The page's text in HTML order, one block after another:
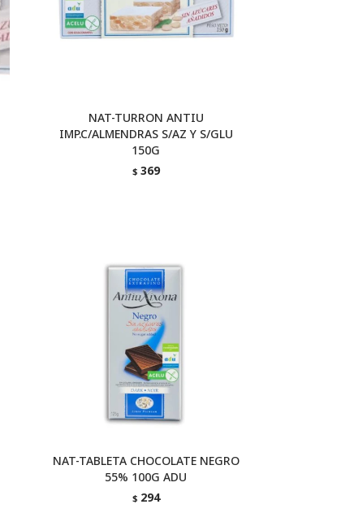
NAT-TURRON ANTIU
IMP.C/ALMENDRAS S/AZ Y S/GLU
150G
$ 369
NAT-TABLETA CHOCOLATE NEGRO
55% 100G ADU
$ 294